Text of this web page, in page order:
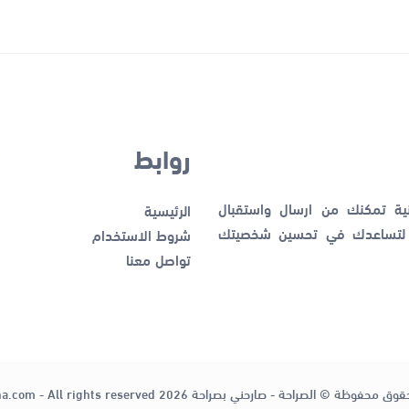
تمكنك من ارسال واستقبال
لتساعدك في تحسين شخصيتك
روابط
الرئيسية
شروط الاستخدام
تواصل معنا
محفوظة © الصراحة - صارحني بصراحة 2026 - All rights reserved